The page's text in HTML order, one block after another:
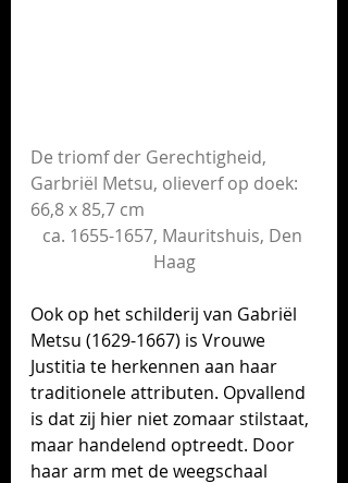
De triomf der Gerechtigheid,
Garbriël Metsu, olieverf op doek:
66,8 x 85,7 cm
ca. 1655-1657, Mauritshuis, Den
Haag
Ook op het schilderij van Gabriël
Metsu (1629-1667) is Vrouwe
Justitia te herkennen aan haar
traditionele attributen. Opvallend
is dat zij hier niet zomaar stilstaat,
maar handelend optreedt. Door
haar arm met de weegschaal